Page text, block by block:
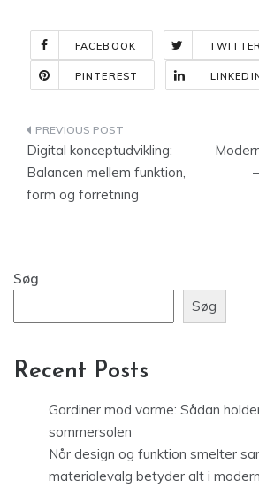
FACEBOOK TWITTER
PINTEREST
Indlægsnavigation
Digital konceptudvikling:
Balancen mellem funktion,
form og forretning
Søg
Søg
Recent Posts
Gardiner mod varme: Sådan
sommersolen
Når design og funktion smelter
materialevalg betyder alt i